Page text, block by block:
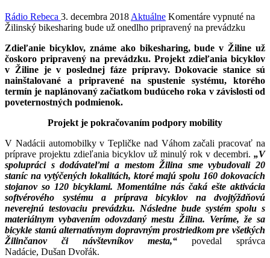
Rádio Rebeca 3. decembra 2018 Aktuálne Komentáre vypnuté na
Žilinský bikesharing bude už onedlho pripravený na prevádzku
Zdieľanie bicyklov, známe ako bikesharing, bude v Žiline už
čoskoro pripravený na prevádzku. Projekt zdieľania bicyklov
v Žiline je v poslednej fáze prípravy. Dokovacie stanice sú
nainštalované a pripravené na spustenie systému, ktorého
termín je naplánovaný začiatkom budúceho roka v závislosti od
poveternostných podmienok.
Projekt je pokračovaním podpory mobility
V Nadácii automobilky v Tepličke nad Váhom začali pracovať na
príprave projektu zdieľania bicyklov už minulý rok v decembri. „V
spolupráci s dodávateľmi a mestom Žilina smevybudovali 20
staníc na vytýčených lokalitách, ktoré majú spolu 160 dokovacích
stojanov so 120 bicyklami. Momentálne nás čaká ešte aktivácia
softvérového systému a príprava bicyklov na dvojtýždňovú
neverejnú testovaciu prevádzku. Následne bude systém spolu s
materiálnym vybavením odovzdaný mestu Žilina. Veríme, že sa
bicykle stanú alternatívnym dopravným prostriedkom pre všetkých
Žilinčanov či návštevníkov mesta,“ povedal správca
Nadácie, Dušan Dvořák.